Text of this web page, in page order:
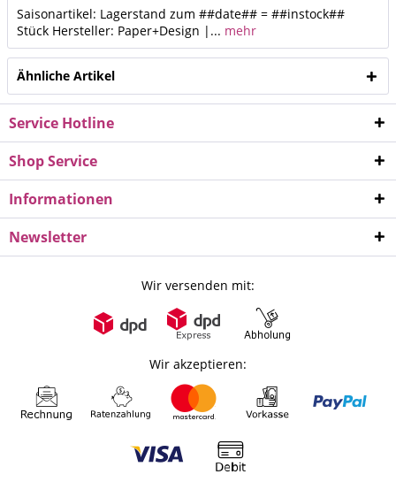
Saisonartikel: Lagerstand zum ##date## = ##instock##
Stück Hersteller: Paper+Design |... mehr
Ähnliche Artikel
Service Hotline
Shop Service
Informationen
Newsletter
Wir versenden mit:
Wir akzeptieren: